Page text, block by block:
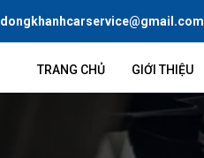
dongkhanhcarservice@gmail.com
TRANG CHỦ GIỚI THIỆU